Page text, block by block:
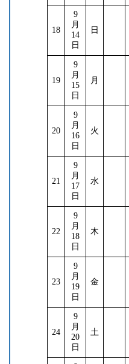
18
9
月
14
日
日
19
9
月
15
日
月
20
9
月
16
日
火
21
9
月
17
日
水
22
9
月
18
日
木
23
9
月
19
日
金
24
9
月
20
日
土